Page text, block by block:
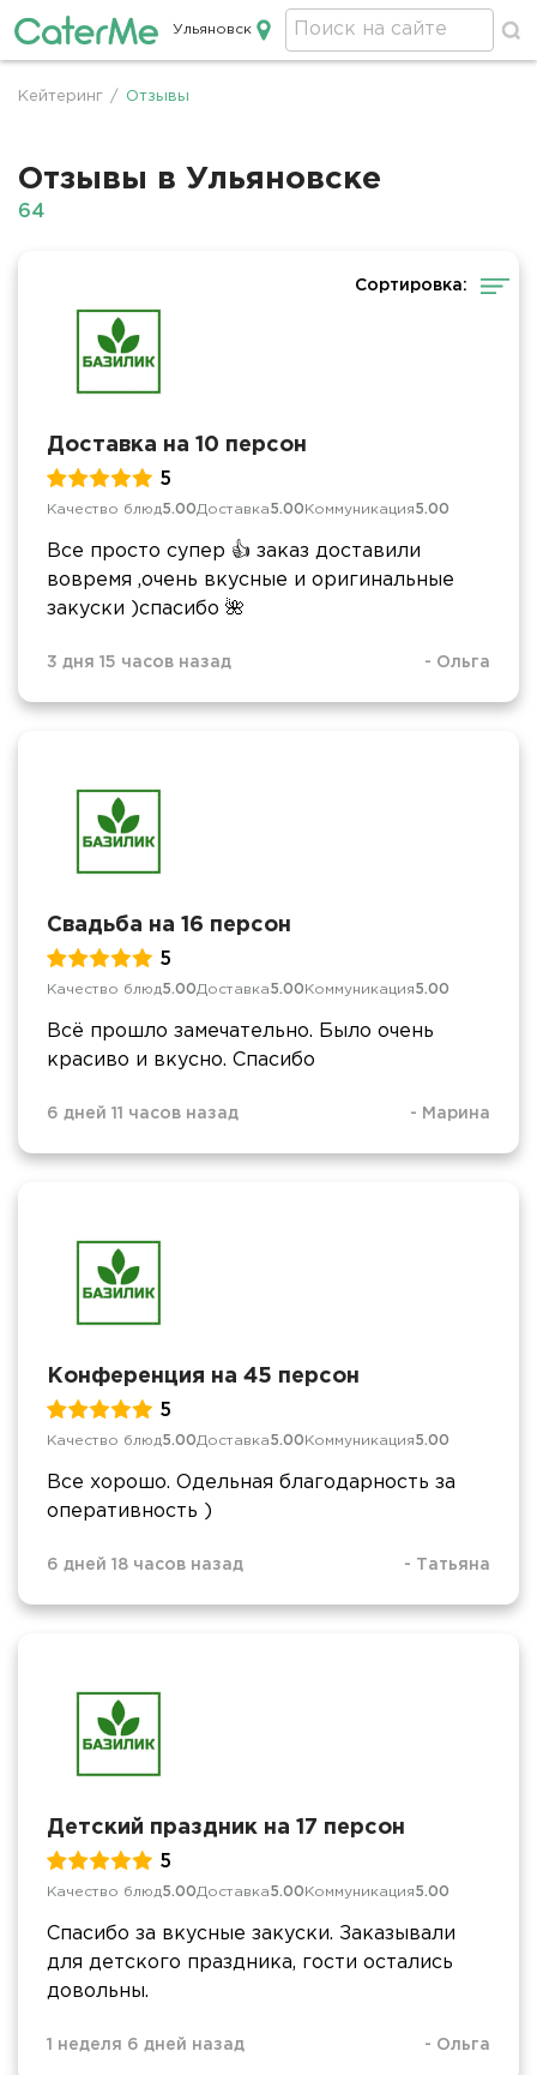
Кейтеринг в Ульяновске
Ульяновск
Строка
Кейтеринг / Отзывы
Отзывы в Ульяновске
64
Сортировка:
Доставка на 10 персон
5
Качество блюд5.00Доставка5.00 Коммуникация5.00
Все просто супер 👍 заказ доставили
вовремя ,очень вкусные и оригинальные
закуски )спасибо 🌺
3 дня 15 часов назад - Ольга
Свадьба на 16 персон
5
Качество блюд5.00Доставка5.00 Коммуникация5.00
Всё прошло замечательно. Было очень
красиво и вкусно. Спасибо
6 дней 11 часов назад - Марина
Конференция на 45 персон
5
Качество блюд5.00Доставка5.00 Коммуникация5.00
Все хорошо. Одельная благодарность за
оперативность )
6 дней 18 часов назад - Татьяна
Детский праздник на 17 персон
5
Качество блюд5.00Доставка5.00 Коммуникация5.00
Спасибо за вкусные закуски. Заказывали
для детского праздника, гости остались
довольны.
1 неделя 6 дней назад - Ольга